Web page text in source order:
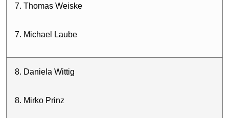
7. Thomas Weiske
7. Michael Laube
8. Daniela Wittig
8. Mirko Prinz